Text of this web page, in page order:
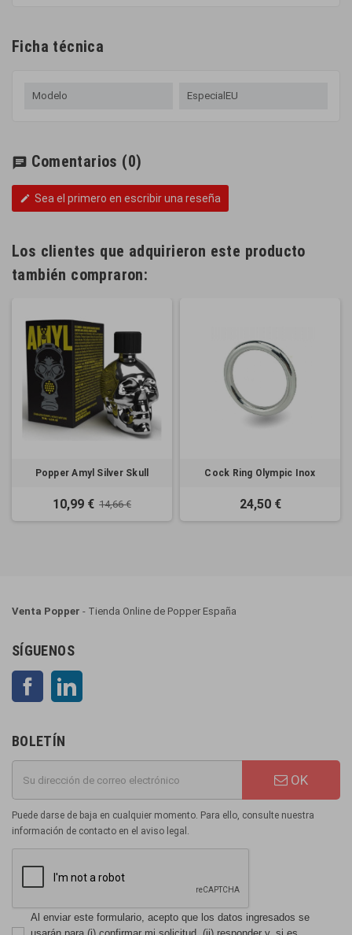
Ficha técnica
Modelo EspecialEU
chat Comentarios (0)
edit Sea el primero en escribir una reseña
Los clientes que adquirieron este producto
también compraron:
Popper Amyl Silver Skull
10,99 € 14,66 €
Cock Ring Olympic Inox
24,50 €
Venta Popper - Tienda Online de Popper España
SÍGUENOS
Facebook
BOLETÍN
OK
Puede darse de baja en cualquier momento. Para ello, consulte nuestra
información de contacto en el aviso legal.
Al enviar este formulario, acepto que los datos ingresados se